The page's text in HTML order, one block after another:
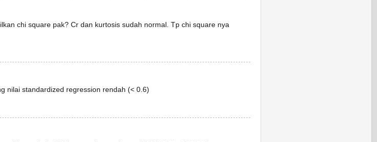
chi square pak? Cr dan kurtosis sudah normal. Tp chi square nya
nilai standardized regression rendah (< 0.6)